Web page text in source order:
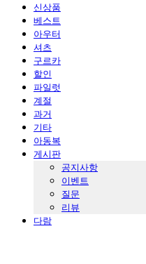
신상품
베스트
아우터
셔츠
구르카
할인
파일럿
계절
과거
기타
아동복
게시판
공지사항
이벤트
질문
리뷰
다람